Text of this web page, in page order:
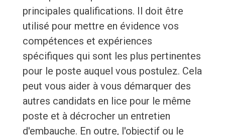
principales qualifications. Il doit être
utilisé pour mettre en évidence vos
compétences et expériences
spécifiques qui sont les plus pertinentes
pour le poste auquel vous postulez. Cela
peut vous aider à vous démarquer des
autres candidats en lice pour le même
poste et à décrocher un entretien
d'embauche. En outre, l'objectif ou le